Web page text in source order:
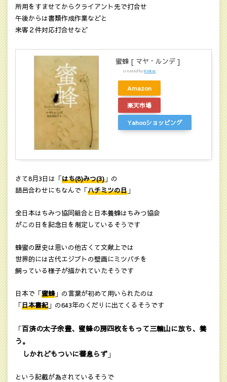
所用をすませてからクライアント先で打合せ
午後からは書類作成作業などと
来客２件対応打合せなど
蜜蜂 [ マヤ・ルンデ ]
created byRinker
Amazon
楽天市場
Yahooショッピング
さて8月3日は「はち(8)みつ(3) 」の
語呂合わせにちなんで「ハチミツの日 」
全日本はちみつ協同組合と日本養蜂はちみつ協会
がこの日を記念日を制定しているそうです
蜂蜜の歴史は思いの他古くて文献上では
世界的には古代エジプトの壁画にミツバチを
飼っている様子が描かれていたそうです
日本で「蜜蜂」の言葉が初めて用いられたのは
「日本書紀」の643年のくだりに出てくるそうです
「百済の太子余豊、蜜蜂の房四枚をもって三輪山に放ち、養
う。
しかれどもついに蕃息らず 」
という記載が為されているそうで